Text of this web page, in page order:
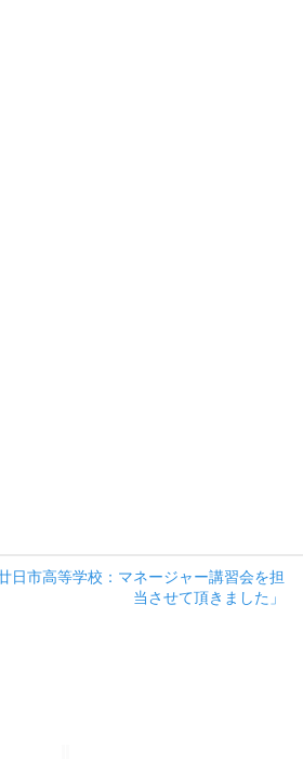
日市高等学校：マネージャー講習会を担
当させて頂きました」